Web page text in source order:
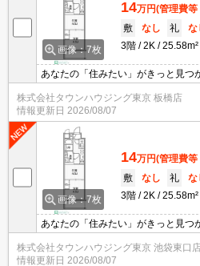
画像：7枚
14万円(管理費
敷
なし 礼
な
3階
2K 25.58m²
あなたの「住みたい」がきっと見つ
揃えた賃貸物件！お気軽にご相談く
ウジングへお任せください！
株式会社タウンハウジング東京 板橋店
情報更新日 2026/08/07
画像：7枚
14万円(管理費
敷
なし 礼
な
3階
2K 25.58m²
あなたの「住みたい」がきっと見つ
揃えた賃貸物件！お気軽にご相談く
ウジングへお任せください！
株式会社タウンハウジング東京 池袋東口
情報更新日 2026/08/07